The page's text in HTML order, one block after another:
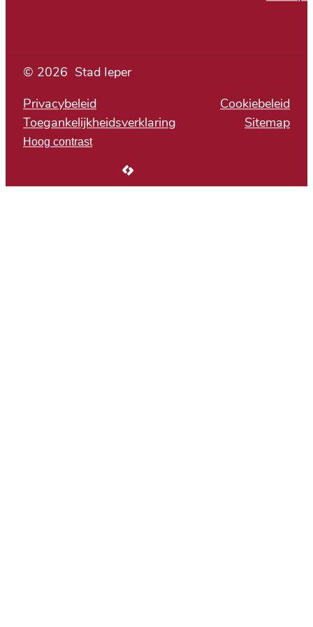
© 2026 Stad Ieper
Privacybeleid
Cookiebeleid
Toegankelijkheidsverklaring
Sitemap
Hoog contrast